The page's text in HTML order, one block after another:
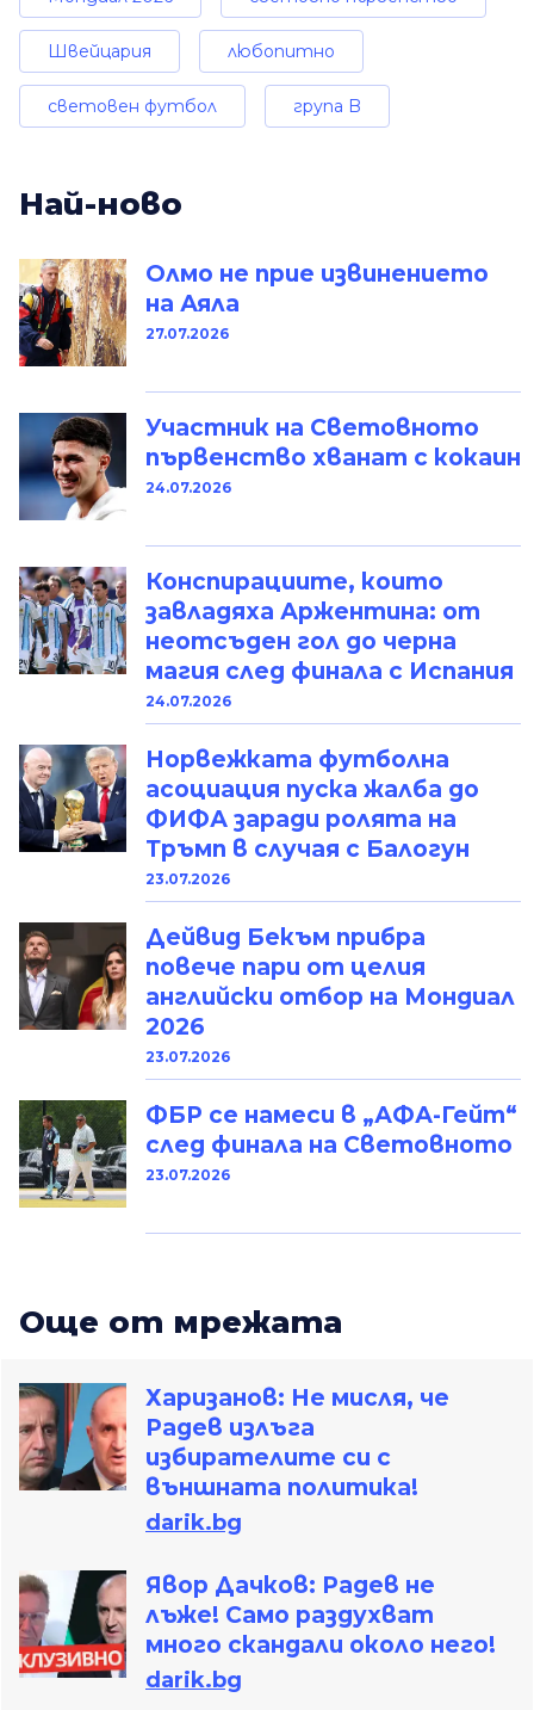
Швейцария любопитно
световен футбол група B
Най-ново
Олмо не прие извинението
на Аяла
27.07.2026
Участник на Световното
първенство хванат с кокаин
24.07.2026
Конспирациите, които
завладяха Аржентина: от
неотсъден гол до черна
магия след финала с Испания
24.07.2026
Норвежката футболна
асоциация пуска жалба до
ФИФА заради ролята на
Тръмп в случая с Балогун
23.07.2026
Дейвид Бекъм прибра
повече пари от целия
английски отбор на Мондиал
2026
23.07.2026
ФБР се намеси в „АФА-Гейт“
след финала на Световното
23.07.2026
Oще от мрежата
Харизанов: Не мисля, че
Радев излъга
избирателите си с
външната политика!
darik.bg
Явор Дачков: Радев не
лъже! Само раздухват
много скандали около него!
darik.bg